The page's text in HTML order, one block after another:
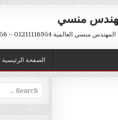
منسي
منسي العالمية 01211116954 – 01211116956 – 01211116958
الصفحة الرئيسية
Search
for: